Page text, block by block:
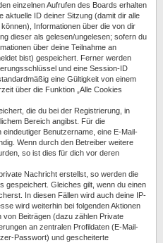
einzelnen Aufrufen des Boards erhalten
aktuelle ID deiner Sitzung (damit dir alle
Informationen über die von dir
dieser als gelesen/ungelesen; sofern du
über deine Teilnahme an
bist) gespeichert. Ferner werden
und eine Session-ID
eine Gültigkeit von einem
über die Funktion „Alle Cookies
die du bei der Registrierung, in
Bereich angibst. Für die
Benutzername, eine E-Mail-
Wenn durch den Betreiber weitere
so ist dies für dich vor deren
Nachricht erstellst, so werden die
gespeichert. Gleiches gilt, wenn du einen
In diesen Fällen wird auch deine IP-
wird weiterhin bei folgenden Aktionen
Beiträgen (dazu zählen Private
an zentralen Profildaten (E-Mail-
Passwort) und gescheiterte